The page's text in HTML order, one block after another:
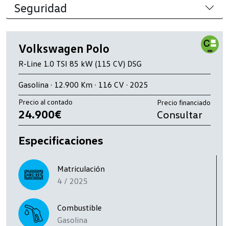
Seguridad
Volkswagen Polo
R-Line 1.0 TSI 85 kW (115 CV) DSG
Gasolina · 12.900 Km · 116 CV · 2025
Precio al contado
24.900€
Precio financiado
Consultar
Especificaciones
Matriculación
4 / 2025
Combustible
Gasolina